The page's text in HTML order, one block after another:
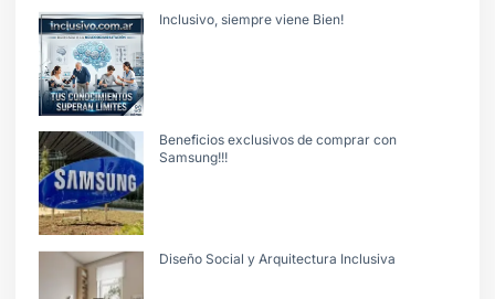
Inclusivo, siempre viene Bien!
Beneficios exclusivos de comprar con
Samsung!!!
Diseño Social y Arquitectura Inclusiva